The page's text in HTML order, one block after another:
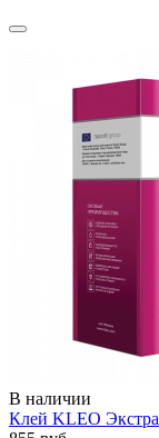
В наличии
Клей KLEO